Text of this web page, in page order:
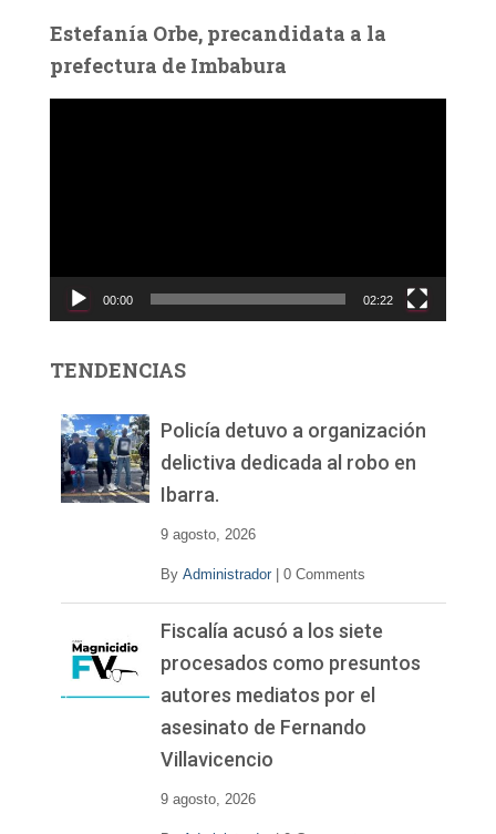
Estefanía Orbe, precandidata a la
prefectura de Imbabura
c
d
00:00 02:22
TENDENCIAS
Policía detuvo a organización
delictiva dedicada al robo en
Ibarra.
9 agosto, 2026
By Administrador 0 Comments
Fiscalía acusó a los siete
procesados como presuntos
autores mediatos por el
asesinato de Fernando
Villavicencio
9 agosto, 2026